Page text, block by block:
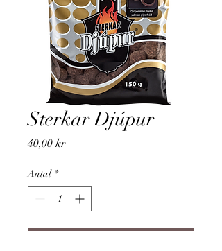
Sterkar Djúpur
40,00 krPris
Antal *